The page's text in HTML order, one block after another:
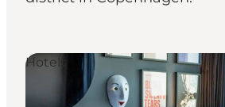
Hotels